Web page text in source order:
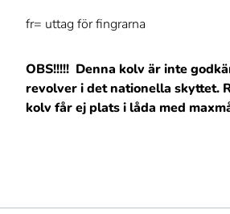
fr= uttag för fingrarna
OBS!!!!! Denna kolv är inte
revolver i det nationella skyttet.
kolv får ej plats i låda med